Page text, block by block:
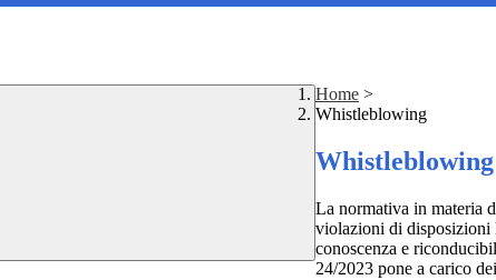
Home >
Whistleblowing
Whistleblowing
La normativa in materia
violazioni di disposizioni
conoscenza e
24/2023 pone a carico